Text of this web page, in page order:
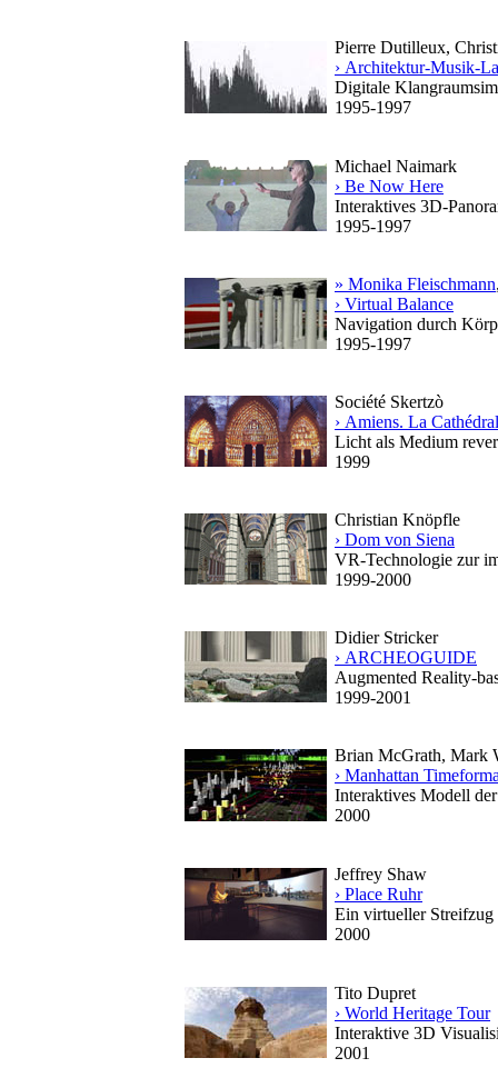
Pierre Dutilleux,
› Architektur-Musik-
Digitale
1995-1997
Michael Naimark
› Be Now Here
Interaktives 3D-
1995-1997
» Monika Fleischmann
› Virtual Balance
Navigation durch
1995-1997
Société Skertzò
› Amiens. La
Licht als Medium
1999
Christian Knöpfle
› Dom von Siena
VR-Technologie zur
1999-2000
Didier Stricker
› ARCHEOGUIDE
Augmented Reality-
1999-2001
Brian McGrath, Mark
› Manhattan
Interaktives Modell
2000
Jeffrey Shaw
› Place Ruhr
Ein virtueller Streifzug
2000
Tito Dupret
› World Heritage Tour
Interaktive 3D
2001